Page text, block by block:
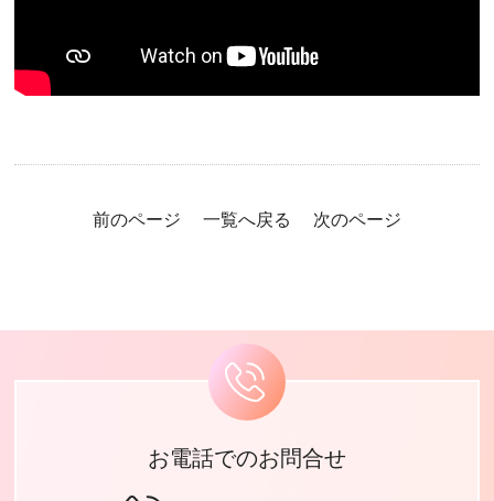
前のページ 次のページ
一覧へ戻る
お電話でのお問合せ